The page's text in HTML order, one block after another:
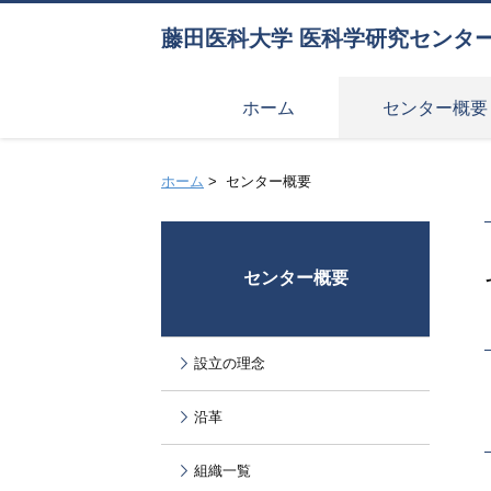
藤田医科大学 医科学研究センタ
ホーム センター概要
ホーム > センター概要
センター概要
設立の理念
沿革
組織一覧